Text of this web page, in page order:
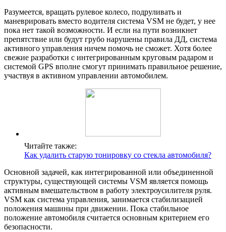
Разумеется, вращать рулевое колесо, подруливать и
маневрировать вместо водителя система VSM не будет, у нее
пока нет такой возможности. И если на пути возникнет
препятствие или будут грубо нарушены правила ДД, система
активного управления ничем помочь не сможет. Хотя более
свежие разработки с интегрированным круговым радаром и
системой GPS вполне смогут принимать правильное решение,
участвуя в активном управлении автомобилем.
Читайте также:
Как удалить старую тонировку со стекла автомобиля?
Основной задачей, как интегрированной или объединенной
структуры, существующей системы VSM является помощь
активным вмешательством в работу электроусилителя руля.
VSM как система управления, занимается стабилизацией
положения машины при движении. Пока стабильное
положение автомобиля считается основным критерием его
безопасности.